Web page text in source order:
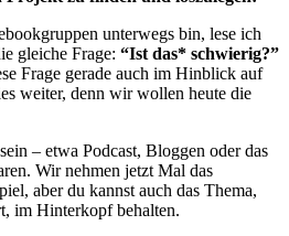
unterwegs bin, lese ich
gleiche Frage: “Ist das* schwierig?”
Frage gerade auch im Hinblick auf
weiter, denn wir wollen heute die
– etwa Podcast, Bloggen oder das
Wir nehmen jetzt Mal das
aber du kannst auch das Thema,
im Hinterkopf behalten.